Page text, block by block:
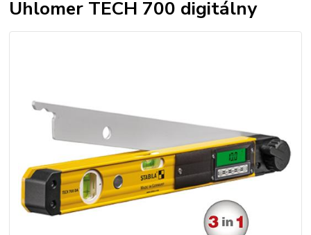
Uhlomer TECH 700 digitálny